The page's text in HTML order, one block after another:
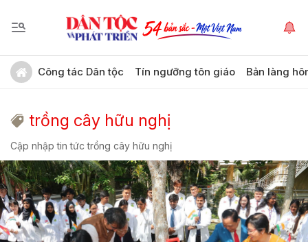
Công tác Dân tộc Tín ngưỡng tôn giáo Bản làng
trồng cây hữu nghị
Cập nhập tin tức trồng cây hữu nghị